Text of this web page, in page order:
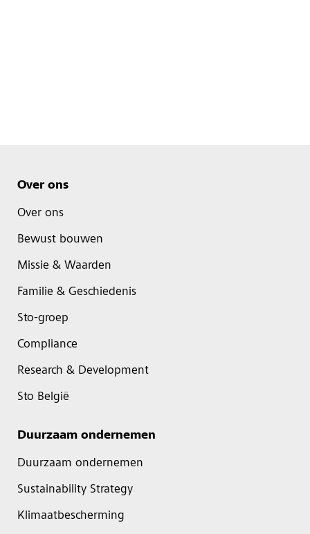
Over ons
Over ons
Bewust bouwen
Missie & Waarden
Familie & Geschiedenis
Sto-groep
Compliance
Research & Development
Sto België
Duurzaam ondernemen
Duurzaam ondernemen
Sustainability Strategy
Klimaatbescherming